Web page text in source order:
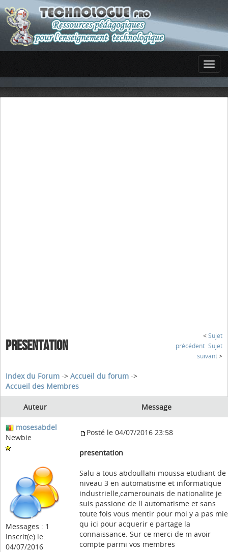
PRESENTATION
< Sujet
précédent Sujet
suivant >
Index du Forum -> Accueil du forum ->
Accueil des Membres
Auteur Message
mosesabdel
Newbie
Messages : 1
Inscrit(e) le:
04/07/2016
Posté le 04/07/2016 23:58
presentation
Salu a tous abdoullahi moussa etudiant de
niveau 3 en automatisme et informatique
industrielle,camerounais de nationalite je
suis passione de ll automatisme et sans
toute fois vous mentir pour moi y a pas
qu ici pour acquerir e partage la
connaissance. Sur ce merci de m avoir
compte parmi vos membres